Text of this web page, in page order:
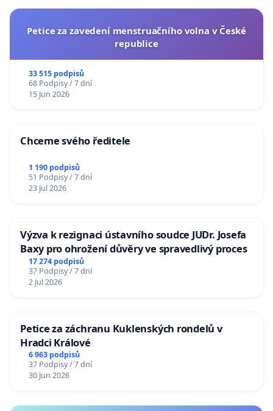
Petice za zavedení menstruačního volna v České
republice
33 515 podpisů
68 Podpisy / 7 dní
15 Jun 2026
Chceme svého ředitele
1 190 podpisů
51 Podpisy / 7 dní
23 Jul 2026
Výzva k rezignaci ústavního soudce JUDr. Josefa
Baxy pro ohrožení důvěry ve spravedlivý proces
17 274 podpisů
37 Podpisy / 7 dní
2 Jul 2026
Petice za záchranu Kuklenských rondelů v
Hradci Králové
6 963 podpisů
37 Podpisy / 7 dní
30 Jun 2026